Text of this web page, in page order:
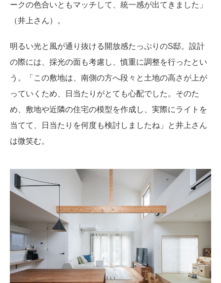
ークの色合いともマッチして、統一感が出てきました」
（井上さん）。
明るい光と風が通り抜ける開放感たっぷりのS邸。設計
の際には、採光の面も考慮し、慎重に調整を行ったとい
う。「この敷地は、南側の方へ段々と土地の高さが上が
っていくため、日当たりがとても心配でした。そのた
め、敷地や近隣の住宅の模型を作成し、実際にライトを
当てて、日当たりを何度も検討しましたね」と井上さん
は微笑む。